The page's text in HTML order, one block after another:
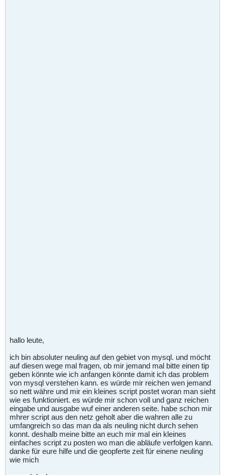
hallo leute,
ich bin absoluter neuling auf den gebiet von mysql. und möcht
auf diesen wege mal fragen, ob mir jemand mal bitte einen tip
geben könnte wie ich anfangen könnte damit ich das problem
von mysql verstehen kann. es würde mir reichen wen jemand
so nett währe und mir ein kleines script postet woran man sieht
wie es funktioniert. es würde mir schon voll und ganz reichen
eingabe und ausgabe wuf einer anderen seite. habe schon mir
mhrer script aus den netz geholt aber die wahren alle zu
umfangreich so das man da als neuling nicht durch sehen
konnt. deshalb meine bitte an euch mir mal ein kleines
einfaches script zu posten wo man die abläufe verfolgen kann.
danke für eure hilfe und die geopferte zeit für einene neuling
wie mich